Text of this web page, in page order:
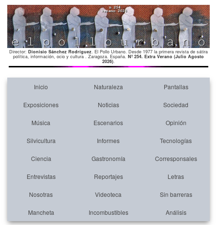
Director: Dionisio Sánchez Rodríguez. El Pollo Urbano. Desde 1977 la primera revista de sátira
política, información, ocio y cultura . Zaragoza. España. Nº 254. Extra Verano (Julio Agosto
2026).
Inicio Naturaleza Pantallas
Exposiciones Noticias Sociedad
Música Escenarios Opinión
Silvicultura Informes Tecnologías
Ciencia Gastronomía Corresponsales
Entrevistas Reportajes Letras
Nosotras Videoteca Sin barreras
Mancheta Incombustibles Análisis